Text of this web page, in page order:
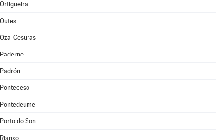
Ortigueira
Outes
Oza-Cesuras
Paderne
Padrón
Ponteceso
Pontedeume
Porto do Son
Rianxo